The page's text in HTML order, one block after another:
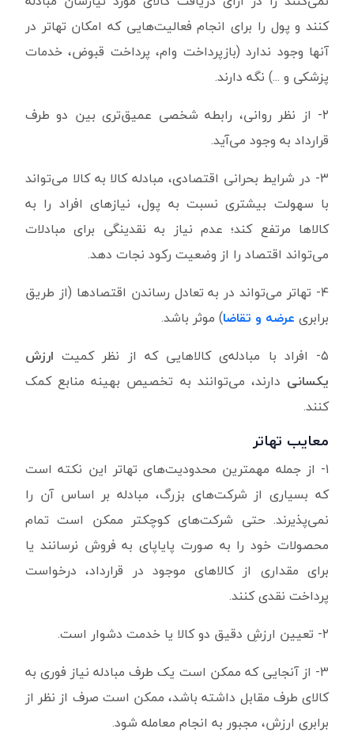
کنند و پول را برای انجام فعالیت‌هایی که امکان تهاتر در
آنها وجود ندارد (بازپرداخت وام، پرداخت قبوض، خدمات
پزشکی و ...) نگه دارند.
۲- از نظر روانی، رابطه شخصی عمیق‌تری بین دو طرف
قرارداد به وجود می‌آید.
۳- در شرایط بحرانی اقتصادی، مبادله کالا به کالا می‌تواند
با سهولت بیشتری نسبت به پول، نیازهای افراد را به
کالاها مرتفع کند؛ عدم نیاز به نقدینگی برای مبادلات
می‌تواند اقتصاد را از وضعیت رکود نجات دهد.
۴- تهاتر می‌تواند در به تعادل رساندن اقتصادها (از طریق
برابری عرضه و تقاضا) موثر باشد.
۵- افراد با مبادله‌ی کالاهایی که از نظر کمیت
ارزش
یکسانی دارند، می‌توانند به تخصیص بهینه منابع کمک
کنند.
معایب تهاتر
۱- از جمله مهمترین محدودیت‌های تهاتر این نکته است
که بسیاری از شرکت‌های بزرگ، مبادله بر اساس آن را
نمی‌پذیرند. حتی شرکت‌های کوچکتر ممکن است تمام
محصولات خود را به صورت پایاپای به فروش نرسانند یا
برای مقداری از کالاهای موجود در قرارداد، درخواست
پرداخت نقدی کنند.
۲- تعیین ارزشِ دقیق دو کالا یا خدمت دشوار است.
۳- از آنجایی که ممکن است یک طرف مبادله نیاز فوری به
کالای طرف مقابل داشته باشد، ممکن است صرف از نظر از
برابری ارزش، مجبور به انجام معامله شود.